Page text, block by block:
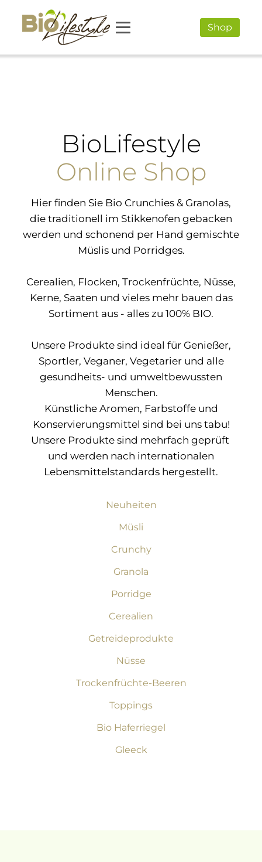
Shop
BioLifestyle
Online Shop
Hier finden Sie Bio Crunchies & Granolas,
die traditionell im Stikkenofen gebacken
werden und schonend per Hand gemischte
Müslis und Porridges.
Cerealien, Flocken, Trockenfrüchte, Nüsse,
Kerne, Saaten und vieles mehr bauen das
Sortiment aus - alles zu 100% BIO.
Unsere Produkte sind ideal für Genießer,
Sportler, Veganer, Vegetarier und alle
gesundheits- und umweltbewussten
Menschen.
Künstliche Aromen, Farbstoffe und
Konservierungsmittel sind bei uns tabu!
Unsere Produkte sind mehrfach geprüft
und werden nach internationalen
Lebensmittelstandards hergestellt.
Neuheiten
Müsli
Crunchy
Granola
Porridge
Cerealien
Getreideprodukte
Nüsse
Trockenfrüchte-Beeren
Toppings
Bio Haferriegel
Gleeck